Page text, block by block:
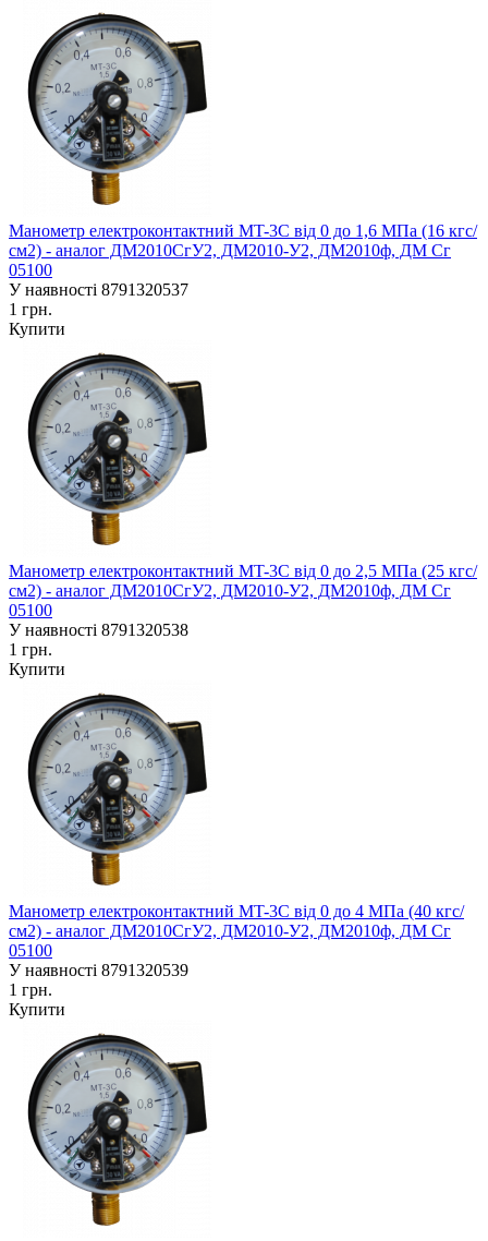
Манометр електроконтактний MT-3C від 0 до 1,6 МПа (16 кгс/
см2) - аналог ДМ2010СгУ2, ДМ2010-У2, ДМ2010ф, ДМ Сг
05100
У наявності 8791320537
1 грн.
Купити
Манометр електроконтактний MT-3C від 0 до 2,5 МПа (25 кгс/
см2) - аналог ДМ2010СгУ2, ДМ2010-У2, ДМ2010ф, ДМ Сг
05100
У наявності 8791320538
1 грн.
Купити
Манометр електроконтактний MT-3C від 0 до 4 МПа (40 кгс/
см2) - аналог ДМ2010СгУ2, ДМ2010-У2, ДМ2010ф, ДМ Сг
05100
У наявності 8791320539
1 грн.
Купити